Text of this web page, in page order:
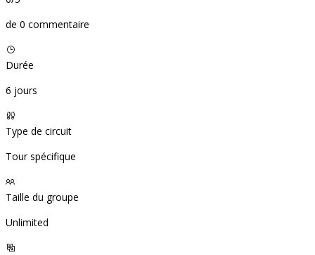
de 0 commentaire
Durée
6 jours
Type de circuit
Tour spécifique
Taille du groupe
Unlimited